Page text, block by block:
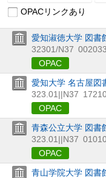
OPACリンクあり
愛知淑徳大学 図書
32301/N37
OPAC
愛知大学 名古屋図
323.01||N37
OPAC
青森公立大学 図書
323.01||N37
OPAC
青山学院大学 図書